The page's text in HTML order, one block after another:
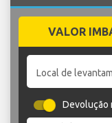
VALOR
Local de
Devolução